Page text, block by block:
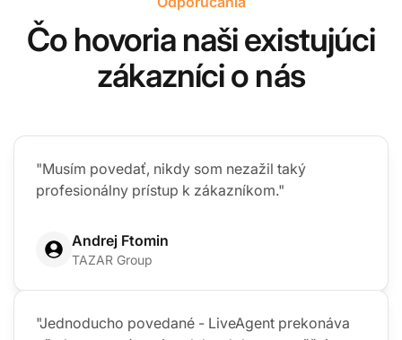
Čo hovoria naši existujúci
zákazníci o nás
"Musím povedať, nikdy som nezažil taký
profesionálny prístup k zákazníkom."
Andrej Ftomin
TAZAR Group
"Jednoducho povedané - LiveAgent prekonáva